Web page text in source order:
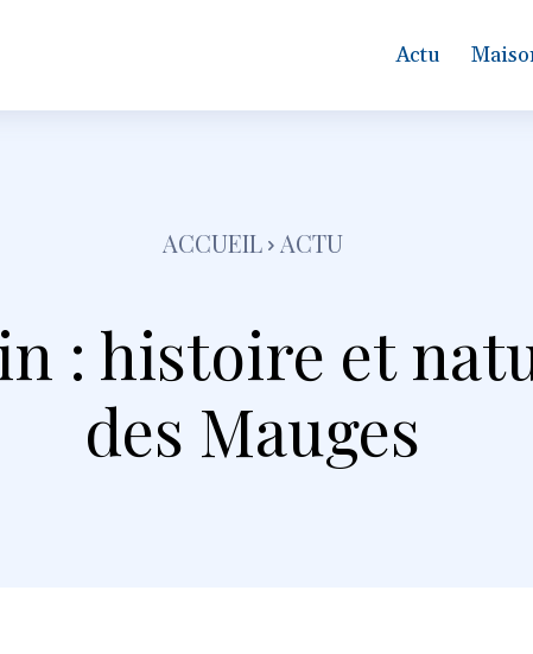
Actu
ACCUEIL ACTU
: histoire et
des Mauges